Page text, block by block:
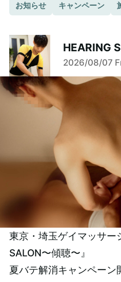
お知らせ キャンペーン
HEARING
2026/08/07
東京・埼玉ゲイマッサー
SALON〜傾聴〜』
夏バテ解消キャンペーン